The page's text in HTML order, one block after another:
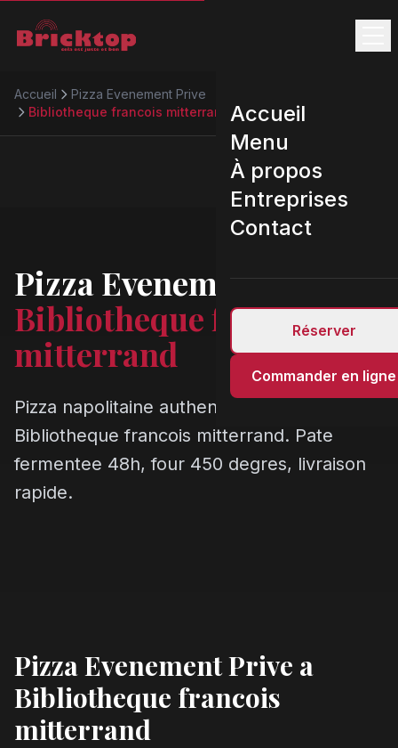
Accueil
Menu
À propos
Entreprises
Contact
Réserver
Commander en ligne
Accueil
Pizza Evenement Prive
Bibliotheque francois mitterrand
Pizza Evenement Prive
Bibliotheque francois
mitterrand
Pizza napolitaine authentique a
Bibliotheque francois mitterrand. Pate
fermentee 48h, four 450 degres, livraison
rapide.
Pizza Evenement Prive a
Bibliotheque francois
mitterrand